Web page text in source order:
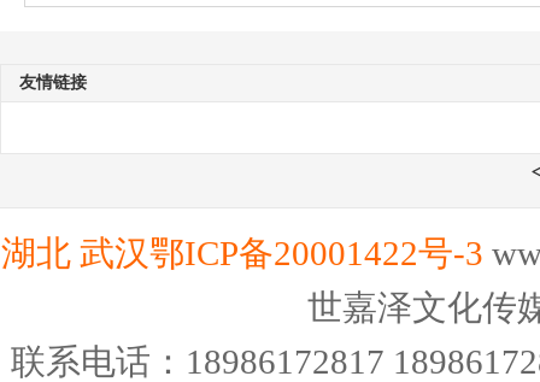
友情链接
湖北 武汉鄂ICP备20001422号-3
世嘉泽文化传
联系电话：18986172817